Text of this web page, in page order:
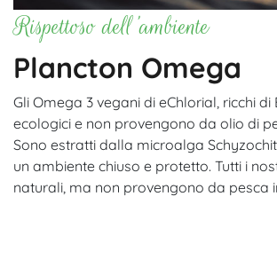
Rispettoso dell'ambiente
Plancton Omega
Gli Omega 3 vegani di eChlorial, ricchi di
ecologici e non provengono da olio di
Sono estratti dalla microalga
un ambiente chiuso e protetto. Tutti i
naturali, ma non provengono da pesca